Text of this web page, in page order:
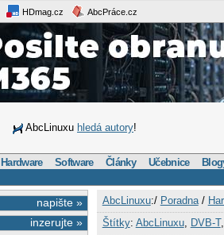
HDmag.cz AbcPráce.cz
AbcLinuxu hledá autory!
Hardware Software Články Učebnice
napište »
inzerujte »
AbcLinuxu:/ Poradna/
Štítky: AbcLinuxu, DVB-T